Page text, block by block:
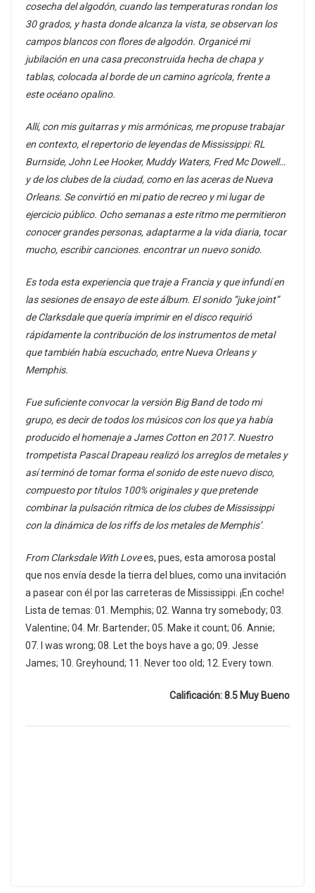
cosecha del algodón, cuando las temperaturas rondan los
30 grados, y hasta donde alcanza la vista, se observan los
campos blancos con flores de algodón. Organicé mi
jubilación en una casa preconstruida hecha de chapa y
tablas, colocada al borde de un camino agrícola, frente a
este océano opalino.
Allí, con mis guitarras y mis armónicas, me propuse trabajar
en contexto, el repertorio de leyendas de Mississippi: RL
Burnside, John Lee Hooker, Muddy Waters, Fred Mc Dowell…
y de los clubes de la ciudad, como en las aceras de Nueva
Orleans. Se convirtió en mi patio de recreo y mi lugar de
ejercicio público. Ocho semanas a este ritmo me permitieron
conocer grandes personas, adaptarme a la vida diaria, tocar
mucho, escribir canciones. encontrar un nuevo sonido.
Es toda esta experiencia que traje a Francia y que infundí en
las sesiones de ensayo de este álbum. El sonido “juke joint”
de Clarksdale que quería imprimir en el disco requirió
rápidamente la contribución de los instrumentos de metal
que también había escuchado, entre Nueva Orleans y
Memphis.
Fue suficiente convocar la versión Big Band de todo mi
grupo, es decir de todos los músicos con los que ya había
producido el homenaje a James Cotton en 2017. Nuestro
trompetista Pascal Drapeau realizó los arreglos de metales y
así terminó de tomar forma el sonido de este nuevo disco,
compuesto por títulos 100% originales y que pretende
combinar la pulsación rítmica de los clubes de Mississippi
con la dinámica de los riffs de los metales de Memphis’.
From Clarksdale With Lovees, pues, esta amorosa postal
que nos envía desde la tierra del blues, como una invitación
a pasear con él por las carreteras de Mississippi. ¡En coche!
Lista de temas: 01. Memphis; 02. Wanna try somebody; 03.
Valentine; 04. Mr. Bartender; 05. Make it count; 06. Annie;
07. I was wrong; 08. Let the boys have a go; 09. Jesse
James; 10. Greyhound; 11. Never too old; 12. Every town.
Calificación: 8.5 Muy Bueno